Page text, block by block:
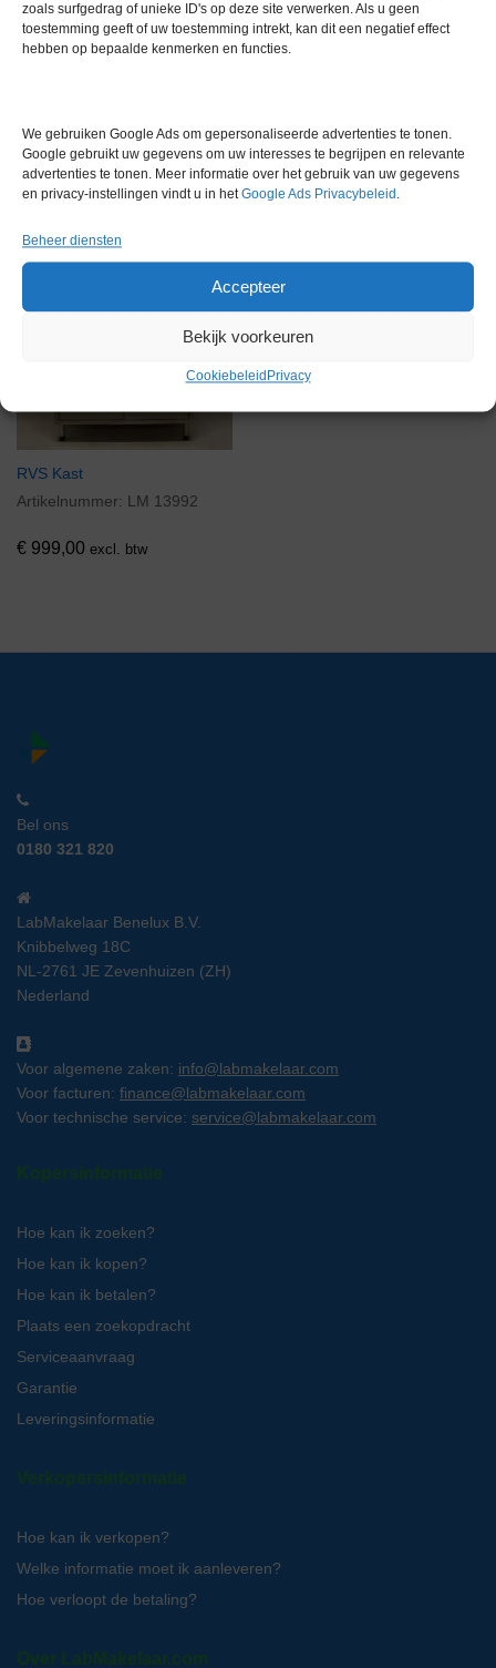
zoals surfgedrag of unieke ID's op deze site verwerken. Als u geen
toestemming geeft of uw toestemming intrekt, kan dit een negatief effect
hebben op bepaalde kenmerken en functies.
We gebruiken Google Ads om gepersonaliseerde advertenties te tonen.
Google gebruikt uw gegevens om uw interesses te begrijpen en relevante
advertenties te tonen. Meer informatie over het gebruik van uw gegevens
en privacy-instellingen vindt u in hetGoogle Ads Privacybeleid .
Beheer diensten
Accepteer
Bekijk voorkeuren
Cookiebeleid Privacy
Gerelateerde producten
Voorraad
RVS Kast
Artikelnummer: LM 13992
€ 999,00 excl. btw
Bel ons
0180 321 820
LabMakelaar Benelux B.V.
Knibbelweg 18C
NL-2761 JE Zevenhuizen (ZH)
Nederland
Voor algemene zaken: info@labmakelaar.com
Voor facturen: finance@labmakelaar.com
Voor technische service: service@labmakelaar.com
Kopersinformatie
Hoe kan ik zoeken?
Hoe kan ik kopen?
Hoe kan ik betalen?
Plaats een zoekopdracht
Serviceaanvraag
Garantie
Leveringsinformatie
Verkopersinformatie
Hoe kan ik verkopen?
Welke informatie moet ik aanleveren?
Hoe verloopt de betaling?
Over LabMakelaar.com